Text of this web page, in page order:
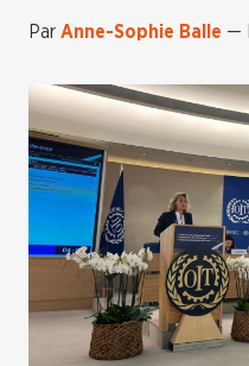
Par Anne-Sophie Balle —